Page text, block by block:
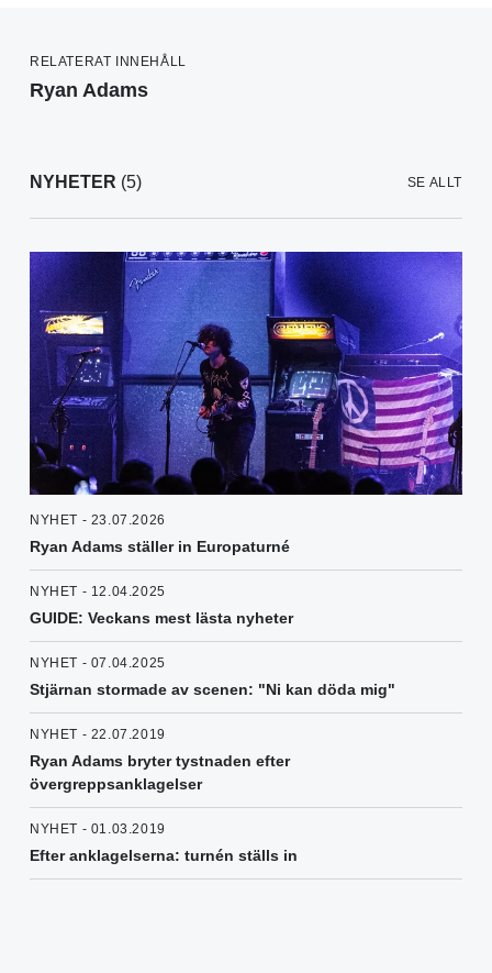
RELATERAT INNEHÅLL
Ryan Adams
NYHETER (5) SE ALLT
NYHET - 23.07.2026
Ryan Adams ställer in Europaturné
NYHET - 12.04.2025
GUIDE: Veckans mest lästa nyheter
NYHET - 07.04.2025
Stjärnan stormade av scenen: "Ni kan döda mig"
NYHET - 22.07.2019
Ryan Adams bryter tystnaden efter
övergreppsanklagelser
NYHET - 01.03.2019
Efter anklagelserna: turnén ställs in